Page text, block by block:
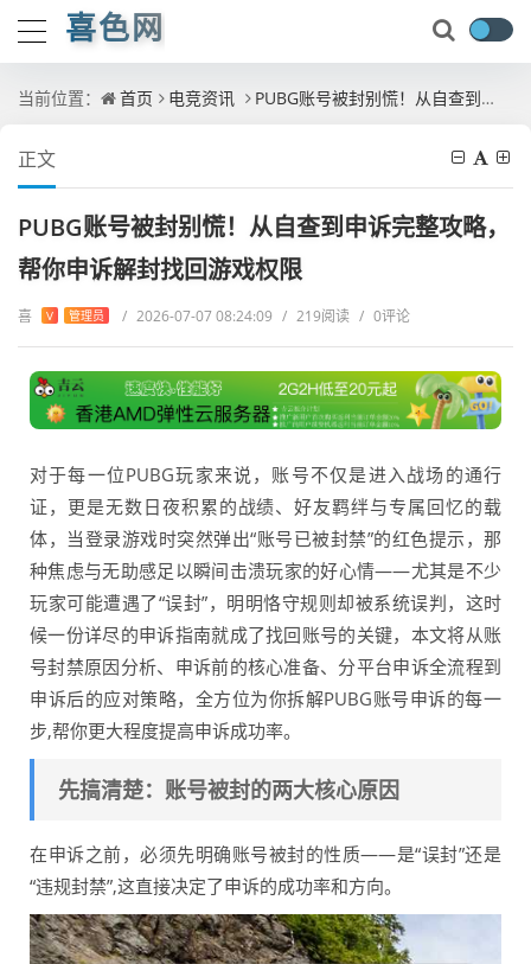
喜色网
当前位置： 首页 电竞资讯 PUBG账号被封别慌！从自查到申诉完整攻略，帮你申诉解封找回游戏权限
正文
PUBG账号被封别慌！从自查到申诉完整攻略，
帮你申诉解封找回游戏权限
喜 V 管理员 / 2026-07-07 08:24:09 / 219阅读 / 0评论
对于每一位PUBG玩家来说，账号不仅是进入战场的通行
证，更是无数日夜积累的战绩、好友羁绊与专属回忆的载
体，当登录游戏时突然弹出“账号已被封禁”的红色提示，那
种焦虑与无助感足以瞬间击溃玩家的好心情——尤其是不少
玩家可能遭遇了“误封”，明明恪守规则却被系统误判，这时
候一份详尽的申诉指南就成了找回账号的关键，本文将从账
号封禁原因分析、申诉前的核心准备、分平台申诉全流程到
申诉后的应对策略，全方位为你拆解PUBG账号申诉的每一
步,帮你更大程度提高申诉成功率。
先搞清楚：账号被封的两大核心原因
在申诉之前，必须先明确账号被封的性质——是“误封”还是
“违规封禁”,这直接决定了申诉的成功率和方向。